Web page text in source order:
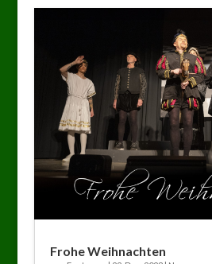
Frohe Weihnachten